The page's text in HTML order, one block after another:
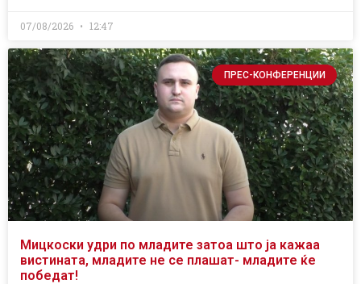
07/08/2026 12:47
ПРЕС-КОНФЕРЕНЦИИ
Мицкоски удри по младите затоа што ја кажаа
вистината, младите не се плашат- младите ќе
победат!